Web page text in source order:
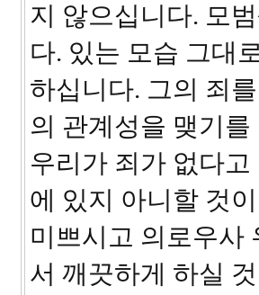
지 않으십니다. 모
다. 있는 모습 그대
하십니다. 그의 죄
의 관계성을 맺기
우리가 죄가 없다
에 있지 아니할 것
미쁘시고 의로우사
서 깨끗하게 하실